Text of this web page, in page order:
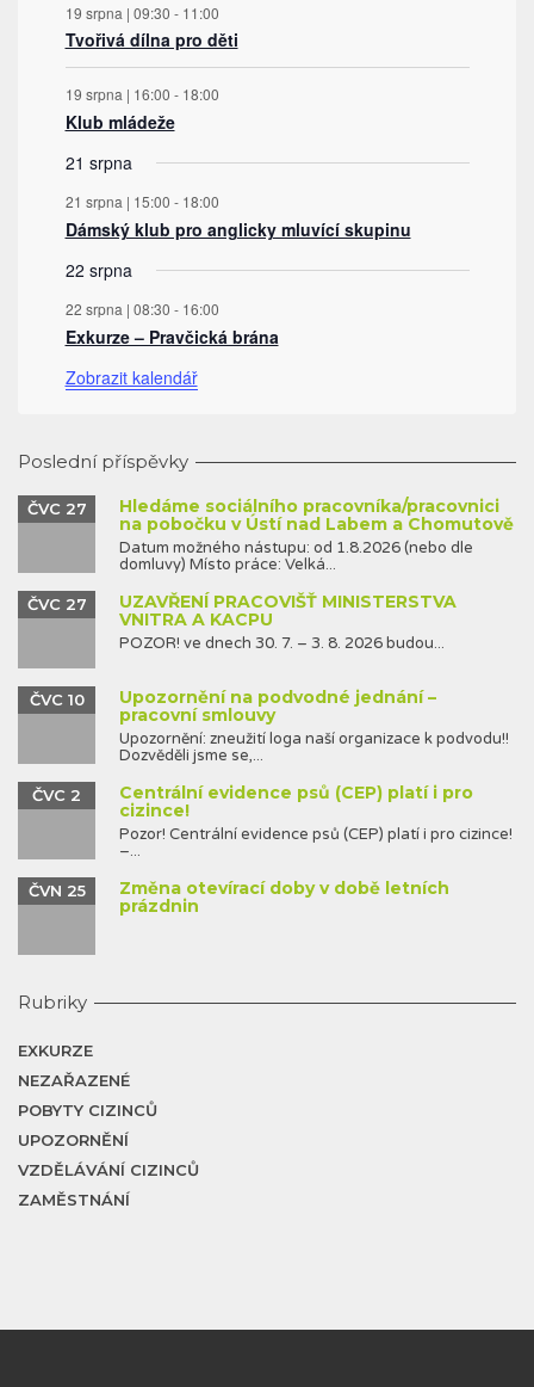
19 srpna | 09:30 - 11:00
Tvořivá dílna pro děti
19 srpna | 16:00 - 18:00
Klub mládeže
21 srpna
21 srpna | 15:00 - 18:00
Dámský klub pro anglicky mluvící skupinu
22 srpna
22 srpna | 08:30 - 16:00
Exkurze – Pravčická brána
Zobrazit kalendář
Poslední příspěvky
Hledáme sociálního pracovníka/pracovnici
na pobočku v Ústí nad Labem a Chomutově
ČVC 27
Datum možného nástupu: od 1.8.2026 (nebo dle
domluvy) Místo práce: Velká...
UZAVŘENÍ PRACOVIŠŤ MINISTERSTVA
VNITRA A KACPU
ČVC 27
POZOR! ve dnech 30. 7. – 3. 8. 2026 budou...
Upozornění na podvodné jednání –
pracovní smlouvy
ČVC 10
Upozornění: zneužití loga naší organizace k podvodu!!
Dozvěděli jsme se,...
Centrální evidence psů (CEP) platí i pro
cizince!
ČVC 2
Pozor! Centrální evidence psů (CEP) platí i pro cizince!
–...
Změna otevírací doby v době letních
prázdnin
ČVN 25
Rubriky
EXKURZE
NEZAŘAZENÉ
POBYTY CIZINCŮ
UPOZORNĚNÍ
VZDĚLÁVÁNÍ CIZINCŮ
ZAMĚSTNÁNÍ